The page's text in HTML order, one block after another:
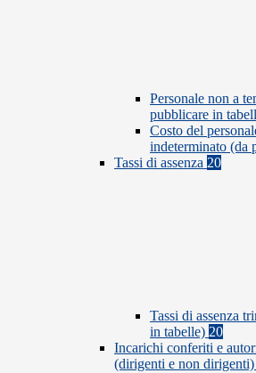
Personale non a
pubblicare in
Costo del
indeterminato (da
Tassi di assenza 20
Tassi di assenza
in tabelle) 20
Incarichi conferiti e
(dirigenti e non dirigenti)